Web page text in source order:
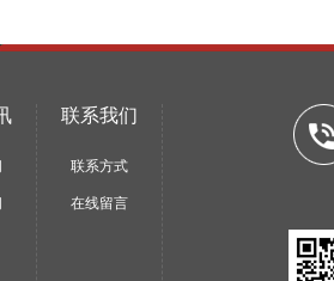
联系我们
联系方式
在线留言